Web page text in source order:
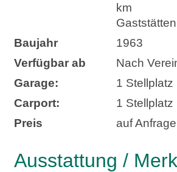
km
Baujahr
1963
Verfügbar ab
Nach
Garage:
1 Stellplatz
Carport:
1 Stellplatz
Preis
auf Anfrage
Ausstattung /